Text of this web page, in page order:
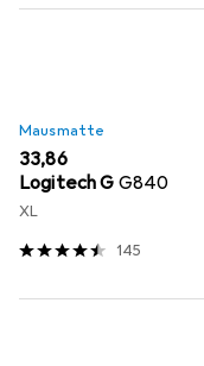
Mausmatte
EUR
33,86
Logitech G G840
XL
145